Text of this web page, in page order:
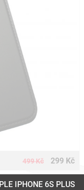
499 Kč 299 Kč
IPHONE 6S PLUS